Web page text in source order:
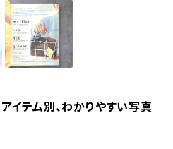
イテム別、わかりやすい写真